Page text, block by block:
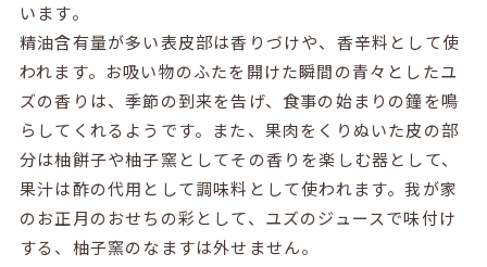
います。
精油含有量が多い表皮部は香りづけや、香辛料として使
われます。お吸い物のふたを開けた瞬間の青々としたユ
ズの香りは、季節の到来を告げ、食事の始まりの鐘を鳴
らしてくれるようです。また、果肉をくりぬいた皮の部
分は柚餅子や柚子窯としてその香りを楽しむ器として、
果汁は酢の代用として調味料として使われます。我が家
のお正月のおせちの彩として、ユズのジュースで味付け
する、柚子窯のなますは外せません。